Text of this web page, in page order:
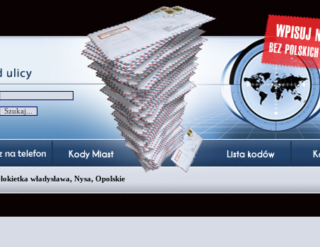
łokietka władysława, Nysa, Opolskie